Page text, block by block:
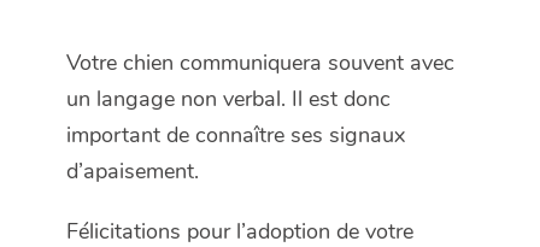
Votre chien communiquera souvent avec
un langage non verbal. Il est donc
important de connaître ses signaux
d’apaisement.
Félicitations pour l’adoption de votre